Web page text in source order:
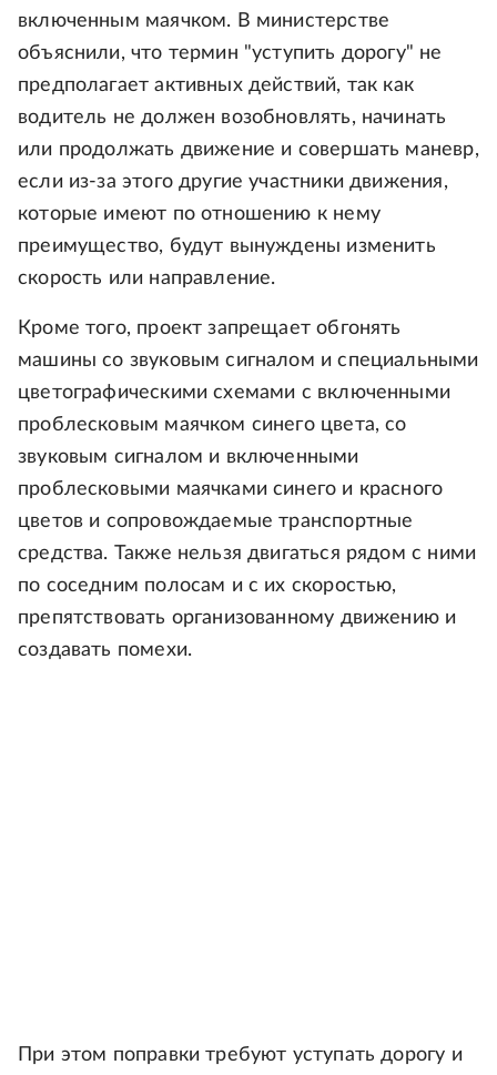
включенным маячком. В министерстве
объяснили, что термин "уступить дорогу" не
предполагает активных действий, так как
водитель не должен возобновлять, начинать
или продолжать движение и совершать маневр,
если из-за этого другие участники движения,
которые имеют по отношению к нему
преимущество, будут вынуждены изменить
скорость или направление.
Кроме того, проект запрещает обгонять
машины со звуковым сигналом и специальными
цветографическими схемами с включенными
проблесковым маячком синего цвета, со
звуковым сигналом и включенными
проблесковыми маячками синего и красного
цветов и сопровождаемые транспортные
средства. Также нельзя двигаться рядом с ними
по соседним полосам и с их скоростью,
препятствовать организованному движению и
создавать помехи.
При этом поправки требуют уступать дорогу и